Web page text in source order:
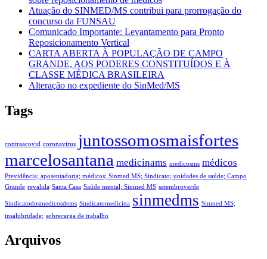
Atuação do SINMED/MS contribui para prorrogação do
concurso da FUNSAU
Comunicado Importante: Levantamento para Pronto
Reposicionamento Vertical
CARTA ABERTA À POPULAÇÃO DE CAMPO
GRANDE, AOS PODERES CONSTITUÍDOS E À
CLASSE MÉDICA BRASILEIRA
Alteração no expediente do SinMed/MS
Tags
contraacovid coronavirus juntossomosmaisfortes
marcelosantana medicinams medicosms médicos
Previdência; aposentadoria; médicos; Sinmed MS; Sindicato; unidades de saúde; Campo
Grande revalida Santa Casa Saúde mental; Sinmed MS setembroverde
Sindicatodosmedicosdems Sindicatomedicina sinmedms Sinmed MS;
insalubridade; sobrecarga de trabalho
Arquivos